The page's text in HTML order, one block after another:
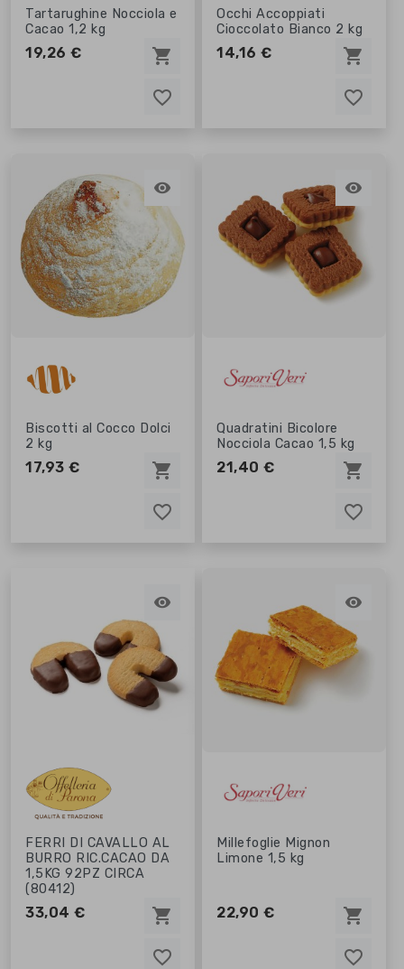
favorite_border
favorite_border
Tartarughine Nocciola e
Cacao 1,2 kg
19,26 €
shopping_cart
favorite_border
favorite_border
Occhi Accoppiati
Cioccolato Bianco 2 kg
14,16 € shopping_cart

favorite_border
favorite_border
Biscotti al Cocco Dolci
2 kg
17,93 € shopping_cart

favorite_border
favorite_border
Quadratini Bicolore
Nocciola Cacao 1,5 kg
21,40 € shopping_cart

favorite_border
favorite_border
FERRI DI CAVALLO AL
BURRO RIC.CACAO DA
1,5KG 92PZ CIRCA
(80412)
33,04 € shopping_cart

favorite_border
favorite_border
Millefoglie Mignon
Limone 1,5 kg
22,90 € shopping_cart